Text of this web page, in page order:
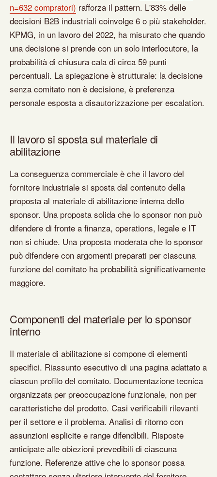
n=632 compratori) rafforza il pattern. L'83% delle
decisioni B2B industriali coinvolge 6 o più stakeholder.
KPMG, in un lavoro del 2022, ha misurato che quando
una decisione si prende con un solo interlocutore, la
probabilità di chiusura cala di circa 59 punti
percentuali. La spiegazione è strutturale: la decisione
senza comitato non è decisione, è preferenza
personale esposta a disautorizzazione per escalation.
Il lavoro si sposta sul materiale di
abilitazione
La conseguenza commerciale è che il lavoro del
fornitore industriale si sposta dal contenuto della
proposta al materiale di abilitazione interna dello
sponsor. Una proposta solida che lo sponsor non può
difendere di fronte a finanza, operations, legale e IT
non si chiude. Una proposta moderata che lo sponsor
può difendere con argomenti preparati per ciascuna
funzione del comitato ha probabilità significativamente
maggiore.
Componenti del materiale per lo sponsor
interno
Il materiale di abilitazione si compone di elementi
specifici. Riassunto esecutivo di una pagina adattato a
ciascun profilo del comitato. Documentazione tecnica
organizzata per preoccupazione funzionale, non per
caratteristiche del prodotto. Casi verificabili rilevanti
per il settore e il problema. Analisi di ritorno con
assunzioni esplicite e range difendibili. Risposte
anticipate alle obiezioni prevedibili di ciascuna
funzione. Referenze attive che lo sponsor possa